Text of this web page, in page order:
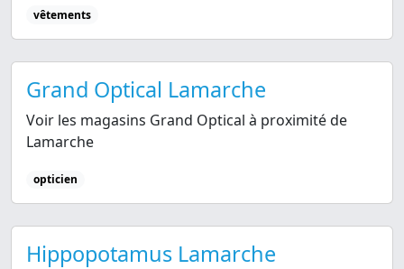
vêtements
Grand Optical Lamarche
Voir les magasins Grand Optical à proximité de
Lamarche
opticien
Hippopotamus Lamarche